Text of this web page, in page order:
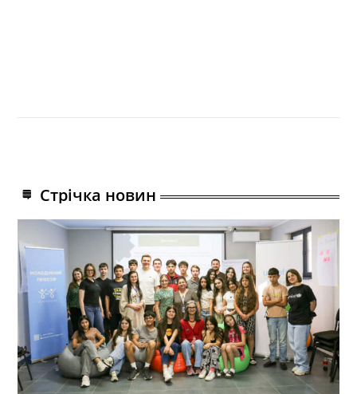
Стрічка новин